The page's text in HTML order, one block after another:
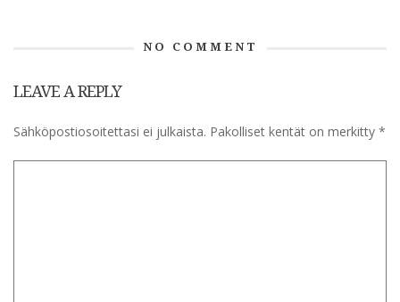
NO COMMENT
LEAVE A REPLY
Sähköpostiosoitettasi ei julkaista. Pakolliset kentät on merkitty *